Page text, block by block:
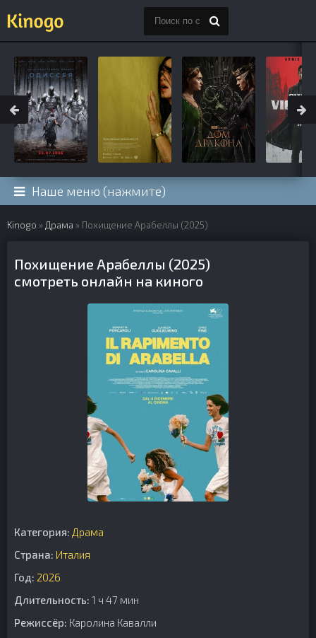
Наше меню (нажмите)
Kinogo » Драма » Похищение Арабеллы (2025)
Похищение Арабеллы (2025)
смотреть онлайн на киного
Категория: Драма
Страна: Италия
Год: 2026
Длительность: 1 ч 47 мин
Режиссёр: Каролина Кавалли